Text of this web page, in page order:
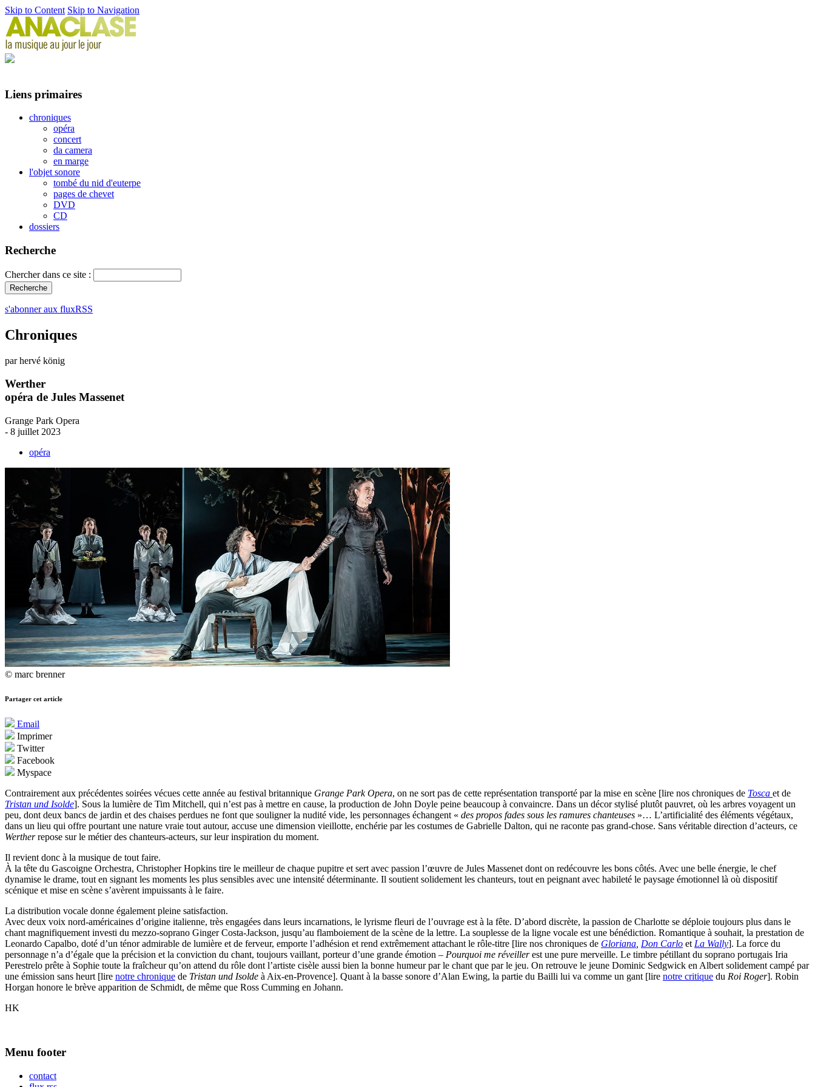
Skip to Content Skip to Navigation
Liens primaires
chroniques
opéra
concert
da camera
en marge
l'objet sonore
tombé du nid d'euterpe
pages de chevet
DVD
CD
dossiers
Recherche
Chercher dans ce site :
s'abonner aux fluxRSS
Chroniques
par hervé könig
Werther
opéra de Jules Massenet
Grange Park Opera
- 8 juillet 2023
opéra
© marc brenner
Partager cet article
Email
Imprimer
Twitter
Facebook
Myspace
Contrairement aux précédentes soirées vécues cette année au festival britannique Grange Park Opera, on ne sort pas de cette représentation transporté par la mise en scène [lire nos chroniques de Tosca et de
Tristan und Isolde]. Sous la lumière de Tim Mitchell, qui n’est pas à mettre en cause, la production de John Doyle peine beaucoup à convaincre. Dans un décor stylisé plutôt pauvret, où les arbres voyagent un
peu, dont deux bancs de jardin et des chaises perdues ne font que souligner la nudité vide, les personnages échangent « des propos fades sous les ramures chanteuses »… L’artificialité des éléments végétaux,
dans un lieu qui offre pourtant une nature vraie tout autour, accuse une dimension vieillotte, enchérie par les costumes de Gabrielle Dalton, qui ne raconte pas grand-chose. Sans véritable direction d’acteurs, ce
Wertherrepose sur le métier des chanteurs-acteurs, sur leur inspiration du moment.
Il revient donc à la musique de tout faire.
À la tête du Gascoigne Orchestra, Christopher Hopkins tire le meilleur de chaque pupitre et sert avec passion l’œuvre de Jules Massenet dont on redécouvre les bons côtés. Avec une belle énergie, le chef
dynamise le drame, tout en signant les moments les plus sensibles avec une intensité déterminante. Il soutient solidement les chanteurs, tout en peignant avec habileté le paysage émotionnel là où dispositif
scénique et mise en scène s’avèrent impuissants à le faire.
La distribution vocale donne également pleine satisfaction.
Avec deux voix nord-américaines d’origine italienne, très engagées dans leurs incarnations, le lyrisme fleuri de l’ouvrage est à la fête. D’abord discrète, la passion de Charlotte se déploie toujours plus dans le
chant magnifiquement investi du mezzo-soprano Ginger Costa-Jackson, jusqu’au flamboiement de la scène de la lettre. La souplesse de la ligne vocale est une bénédiction. Romantique à souhait, la prestation de
Leonardo Capalbo, doté d’un ténor admirable de lumière et de ferveur, emporte l’adhésion et rend extrêmement attachant le rôle-titre [lire nos chroniques de Gloriana Don Carlo et La Wally]. La force du
personnage n’a d’égale que la précision et la conviction du chant, toujours vaillant, porteur d’une grande émotion – Pourquoi me réveillerest une pure merveille. Le timbre pétillant du soprano portugais Iria
Perestrelo prête à Sophie toute la fraîcheur qu’on attend du rôle dont l’artiste cisèle aussi bien la bonne humeur par le chant que par le jeu. On retrouve le jeune Dominic Sedgwick en Albert solidement campé par
une émission sans heurt [lire notre chronique de Tristan und Isolde à Aix-en-Provence]. Quant à la basse sonore d’Alan Ewing, la partie du Bailli lui va comme un gant [lire notre critique du Roi Roger]. Robin
Horgan honore le brève apparition de Schmidt, de même que Ross Cumming en Johann.
HK
Menu footer
contact